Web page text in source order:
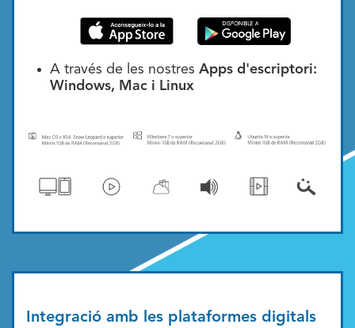
A través de les nostres Apps d'escriptori:
Windows, Mac i Linux
Integració amb les plataformes digitals